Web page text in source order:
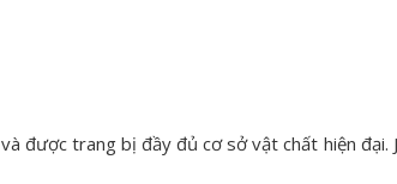
và được trang bị đầy đủ cơ sở vật chất hiện đại.